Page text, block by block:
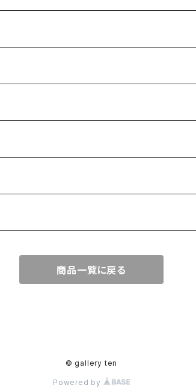
商品一覧に戻る
© gallery ten
Powered by